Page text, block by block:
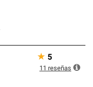
★ 5
11 reseñas